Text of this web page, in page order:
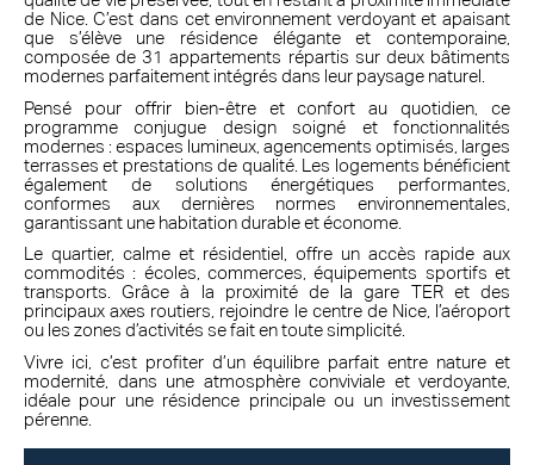
de Nice. C’est dans cet environnement verdoyant et apaisant
que s’élève une résidence élégante et contemporaine,
composée de 31 appartements répartis sur deux bâtiments
modernes parfaitement intégrés dans leur paysage naturel.
Pensé pour offrir bien-être et confort au quotidien, ce
programme conjugue design soigné et fonctionnalités
modernes : espaces lumineux, agencements optimisés, larges
terrasses et prestations de qualité. Les logements bénéficient
également de solutions énergétiques performantes,
conformes aux dernières normes environnementales,
garantissant une habitation durable et économe.
Le quartier, calme et résidentiel, offre un accès rapide aux
commodités : écoles, commerces, équipements sportifs et
transports. Grâce à la proximité de la gare TER et des
principaux axes routiers, rejoindre le centre de Nice, l’aéroport
ou les zones d’activités se fait en toute simplicité.
Vivre ici, c’est profiter d’un équilibre parfait entre nature et
modernité, dans une atmosphère conviviale et verdoyante,
idéale pour une résidence principale ou un investissement
pérenne.